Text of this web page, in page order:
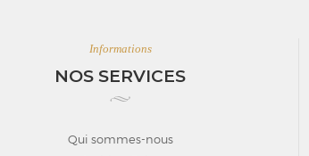
Informations
NOS SERVICES
Qui sommes-nous